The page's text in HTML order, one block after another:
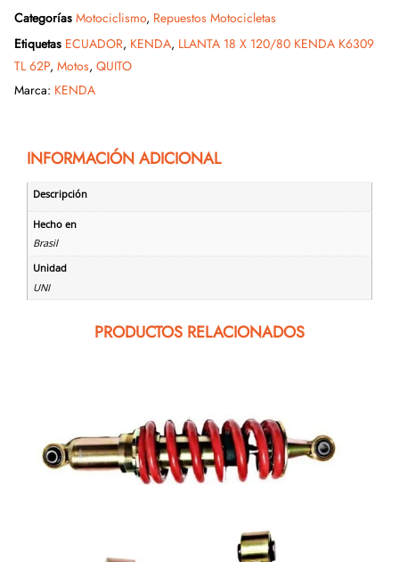
Categorías Motociclismo, Repuestos Motocicletas
Etiquetas ECUADOR, KENDA, LLANTA 18 X 120/80 KENDA K6309
TL 62P, Motos, QUITO
Marca: KENDA
INFORMACIÓN ADICIONAL
Descripción
Hecho en
Brasil
Unidad
UNI
PRODUCTOS RELACIONADOS